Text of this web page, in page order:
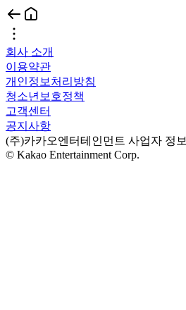
회사 소개
이용약관
개인정보처리방침
청소년보호정책
고객센터
공지사항
(주)카카오엔터테인먼트 사업자 정보
© Kakao Entertainment Corp.